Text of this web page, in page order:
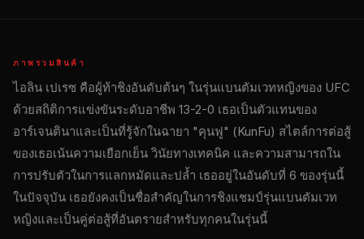
ภาพรวมสินค้า
ไอลิน เปเรซ คือผู้ท้าชิงอันดับต้นๆ ในรุ่นแบนตัมเวทหญิงของ UFC
ด้วยสถิติการแข่งขันระดับอาชีพ 13-2-0 เธอเป็นตัวแทนของ
อาร์เจนตินาและเป็นที่รู้จักในฉายา "คุนฟู" (KunFu) สไตล์การต่อสู้
ของเธอเน้นความเยือกเย็น วินัยทางเทคนิค และความสามารถใน
การปรับตัวในการแลกหมัดและปล้ำ เธออยู่ในอันดับที่ 6 ของรุ่นนี้
ในปัจจุบัน เธอยังคงเป็นชื่อสำคัญในการชิงแชมป์รุ่นแบนตัมเวท
หญิงและเป็นคู่ต่อสู้ที่อันตรายสำหรับทุกคนในรุ่นนี้